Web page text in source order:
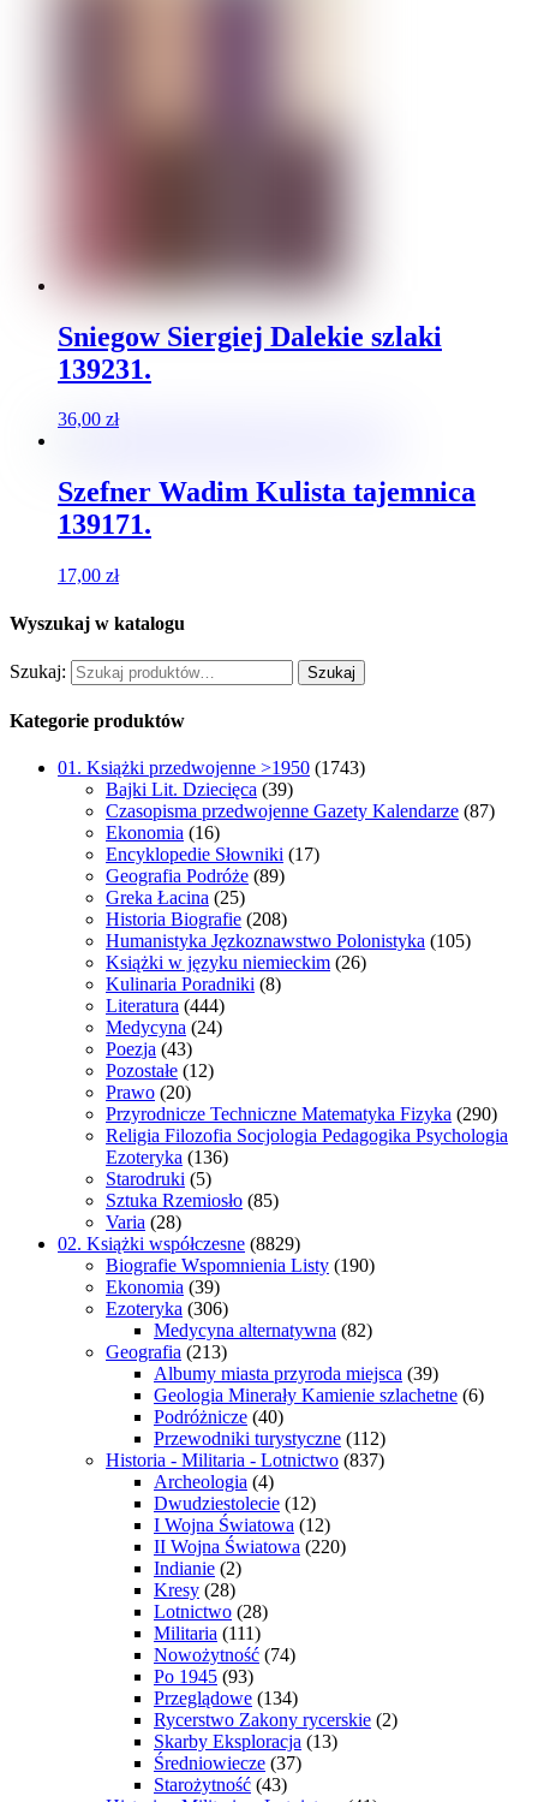
Sniegow Siergiej Dalekie szlaki
139231.
36,00 zł
Szefner Wadim Kulista tajemnica
139171.
17,00 zł
Wyszukaj w katalogu
Szukaj: Szukaj
Kategorie produktów
01. Książki przedwojenne >1950 (1743)
Bajki Lit. Dziecięca (39)
Czasopisma przedwojenne Gazety Kalendarze (87)
Ekonomia (16)
Encyklopedie Słowniki (17)
Geografia Podróże (89)
Greka Łacina (25)
Historia Biografie (208)
Humanistyka Jęzkoznawstwo Polonistyka (105)
Książki w języku niemieckim (26)
Kulinaria Poradniki (8)
Literatura (444)
Medycyna (24)
Poezja (43)
Pozostałe (12)
Prawo (20)
Przyrodnicze Techniczne Matematyka Fizyka (290)
Religia Filozofia Socjologia Pedagogika Psychologia
Ezoteryka (136)
Starodruki (5)
Sztuka Rzemiosło (85)
Varia (28)
02. Książki współczesne (8829)
Biografie Wspomnienia Listy (190)
Ekonomia (39)
Ezoteryka (306)
Medycyna alternatywna (82)
Geografia (213)
Albumy miasta przyroda miejsca (39)
Geologia Minerały Kamienie szlachetne (6)
Podróżnicze (40)
Przewodniki turystyczne (112)
Historia - Militaria - Lotnictwo (837)
Archeologia (4)
Dwudziestolecie (12)
I Wojna Światowa (12)
II Wojna Światowa (220)
Indianie (2)
Kresy (28)
Lotnictwo (28)
Militaria (111)
Nowożytność (74)
Po 1945 (93)
Przeglądowe (134)
Rycerstwo Zakony rycerskie (2)
Skarby Eksploracja (13)
Średniowiecze (37)
Starożytność (43)